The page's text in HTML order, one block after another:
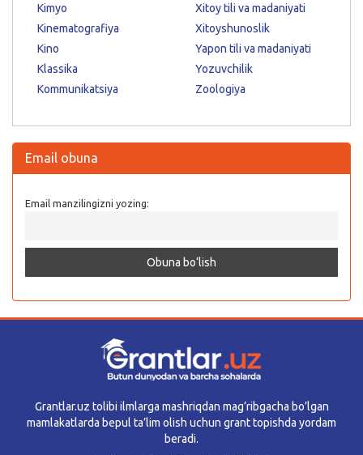
Kimyo
Kinematografiya
Kino
Klassika
Kommunikatsiya
Xitoy tili va madaniyati
Xitoyshunoslik
Yapon tili va madaniyati
Yozuvchilik
Zoologiya
Email obuna
Email manzilingizni yozing:
Grantlar.uz tolibi ilmlarga mashriqdan mag’ribgacha bo’lgan
mamlakatlarda bepul ta’lim olish uchun grant topishda yordam
beradi.